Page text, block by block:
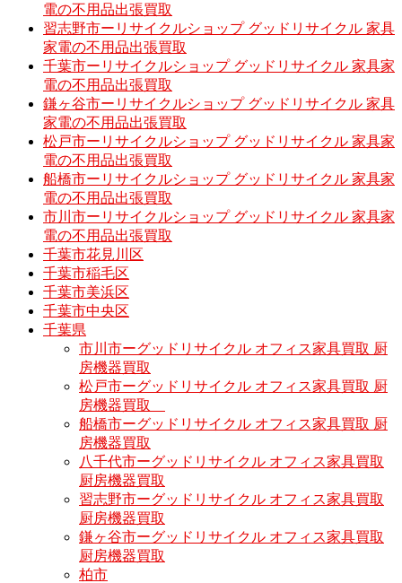
電の不用品出張買取
習志野市ーリサイクルショップ グッドリサイクル 家具
家電の不用品出張買取
千葉市ーリサイクルショップ グッドリサイクル 家具家
電の不用品出張買取
鎌ヶ谷市ーリサイクルショップ グッドリサイクル 家具
家電の不用品出張買取
松戸市ーリサイクルショップ グッドリサイクル 家具家
電の不用品出張買取
船橋市ーリサイクルショップ グッドリサイクル 家具家
電の不用品出張買取
市川市ーリサイクルショップ グッドリサイクル 家具家
電の不用品出張買取
千葉市花見川区
千葉市稲毛区
千葉市美浜区
千葉市中央区
千葉県
市川市ーグッドリサイクル オフィス家具買取 厨
房機器買取
松戸市ーグッドリサイクル オフィス家具買取 厨
房機器買取
船橋市ーグッドリサイクル オフィス家具買取 厨
房機器買取
八千代市ーグッドリサイクル オフィス家具買取
厨房機器買取
習志野市ーグッドリサイクル オフィス家具買取
厨房機器買取
鎌ヶ谷市ーグッドリサイクル オフィス家具買取
厨房機器買取
柏市